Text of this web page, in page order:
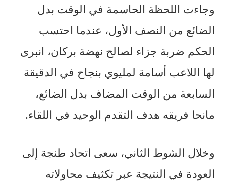
وجاءت اللحظة الحاسمة في الوقت بدل
الضائع من النصف الأول، عندما احتسب
الحكم ضربة جزاء لصالح نهضة بركان، انبرى
لها اللاعب أسامة لمليوي بنجاح في الدقيقة
السابعة من الوقت المضاف بدل الضائع،
مانحا فريقه هدف التقدم الوحيد في اللقاء.
وخلال الشوط الثاني، سعى اتحاد طنجة إلى
العودة في النتيجة عبر تكثيف محاولاته